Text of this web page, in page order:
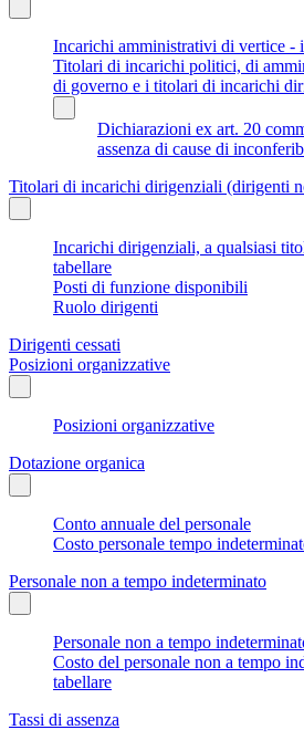
Incarichi amministrativi di vertice -
Titolari di incarichi politici, di
di governo e i titolari di incarichi
Dichiarazioni ex art. 20
assenza di cause di
Titolari di incarichi dirigenziali (dirigenti
Incarichi dirigenziali, a qualsiasi
tabellare
Posti di funzione disponibili
Ruolo dirigenti
Dirigenti cessati
Posizioni organizzative
Posizioni organizzative
Dotazione organica
Conto annuale del personale
Costo personale tempo
Personale non a tempo indeterminato
Personale non a tempo
Costo del personale non a tempo
tabellare
Tassi di assenza